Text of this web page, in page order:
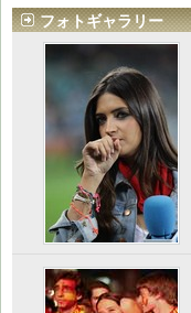
フォトギャラリー